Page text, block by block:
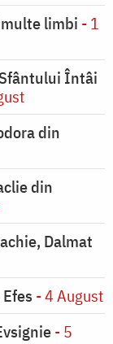
limbi - 1
Întâi
din
din
Dalmat
- 4 August
- 5